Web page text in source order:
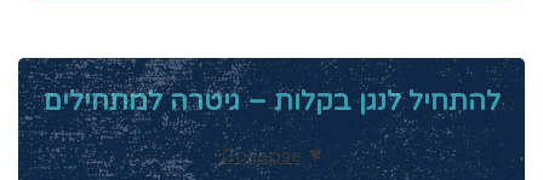
להתחיל לנגן בקלות – גיטרה למתחילים
Collapse